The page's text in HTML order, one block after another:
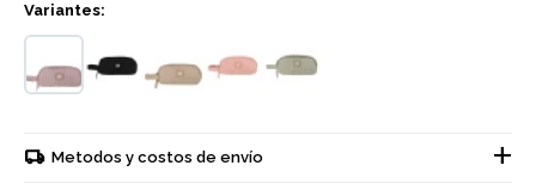
Variantes:
Metodos y costos de envío